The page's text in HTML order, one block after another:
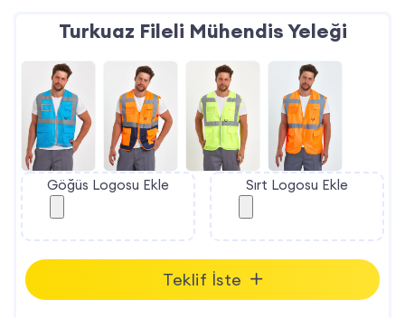
Turkuaz Fileli Mühendis Yeleği
Göğüs Logosu Ekle Sırt Logosu Ekle
Teklif İste